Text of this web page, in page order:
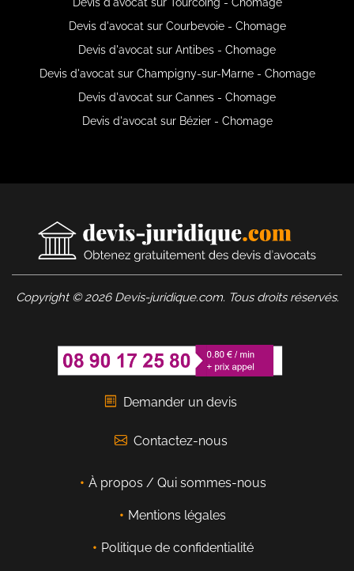
Devis d'avocat sur Courbevoie - Chomage
Devis d'avocat sur Antibes - Chomage
Devis d'avocat sur Champigny-sur-Marne - Chomage
Devis d'avocat sur Cannes - Chomage
Devis d'avocat sur Bézier - Chomage
Copyright © 2026 Devis-juridique.com. Tous droits réservés.
Demander un devis
Contactez-nous
À propos / Qui sommes-nous
Mentions légales
Politique de confidentialité